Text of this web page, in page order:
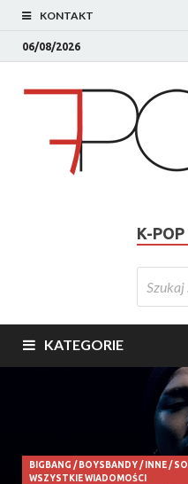
KONTAKT
06/08/2026
K-
KATEGORIE
BIGBANG /BOYSBANDY/ INNE/
WSZYSTKIE WIADOMOŚCI